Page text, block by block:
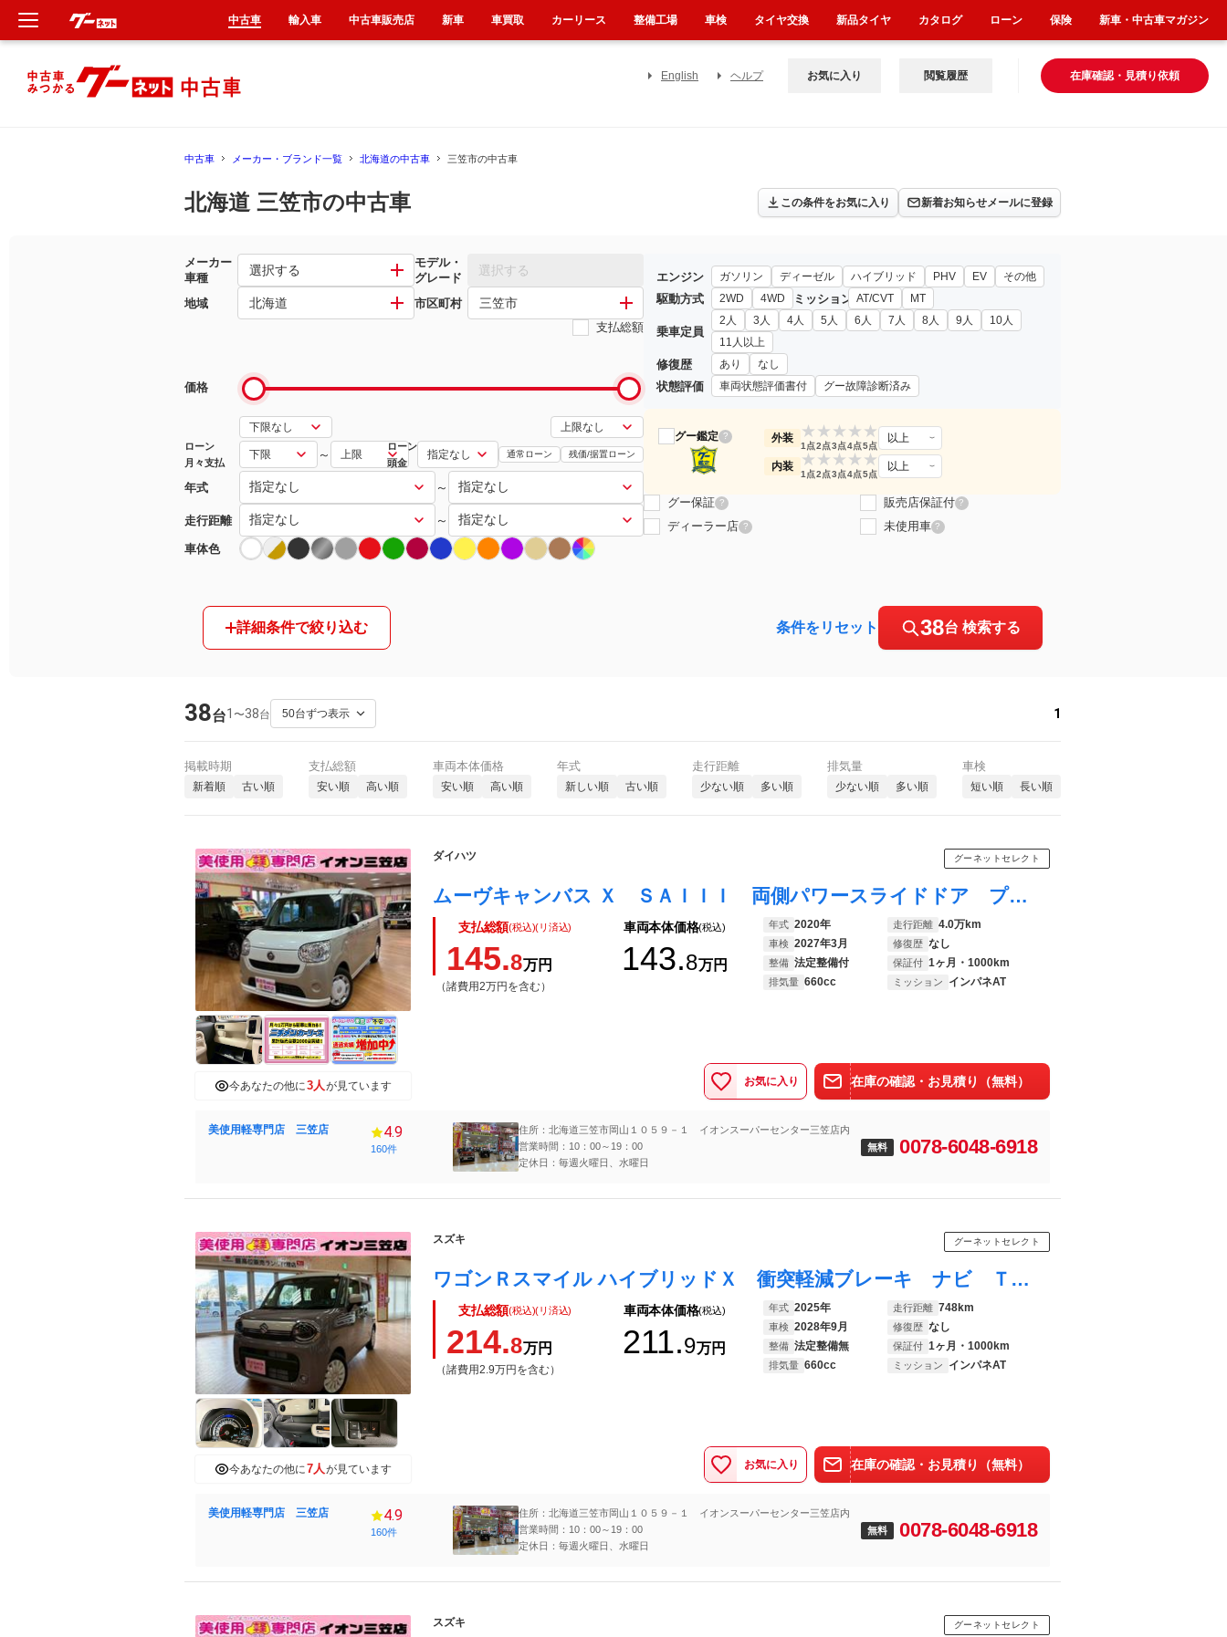
English ヘルプ 在庫確認・見積り依頼
お気に入り 閲覧履歴
中古車 メーカー・ブランド一覧 北海道の中古車 三笠市の中古車
北海道 三笠市の中古車 この条件をお気に入り 新着お知らせメールに登録
メーカー
車種
選択する
モデル・
グレード
選択する
地域 北海道 市区町村 三笠市
支払総額
価格
ローン
月々支払
～
ローン
頭金
通常ローン 残価/据置ローン
年式 ～
走行距離 ～
車体色
エンジン ガソリン ディーゼル ハイブリッド PHV EV その他
駆動方式 2WD 4WD ミッション AT/CVT MT
乗車定員
2人 3人 4人 5人 6人 7人 8人 9人
10人
11人以上
修復歴 あり なし
状態評価 車両状態評価書付 グー故障診断済み
グー鑑定 ? 外装 ★
1点
★
2点
★
3点
★
4点
★
5点
以上
内装 ★
1点
★
2点
★
3点
★
4点
★
5点
以上
グー保証 ? 販売店保証付 ?
ディーラー店 ? 未使用車 ?
詳細条件で絞り込む 条件をリセット 38台 検索する
38台1 〜38台 1
掲載時期
新着順 古い順
支払総額
安い順 高い順
車両本体価格
安い順 高い順
年式
新しい順 古い順
走行距離
少ない順 多い順
排気量
少ない順 多い順
車検
短い順 長い順
今あなたの他に3人が見ています
ダイハツ グーネットセレクト
ムーヴキャンバス Ｘ ＳＡＩＩＩ 両側パワースライドドア プッシュスタート 衝突軽減ブレーキ オートライト ナビＴＶ／ＤＶＤ バックモニター スマートキー エンジンスターター
支払総額(税込)(リ済込)
145.8万円
（諸費用2万円を含む）
車両本体価格(税込)
143.8万円
年式 2020年 走行距離 4.0万km
車検 2027年3月 修復歴 なし
整備 法定整備付 保証付 1ヶ月・1000km
排気量 660cc ミッション インパネAT
お気に入り 在庫の確認・お見積り（無料）
美使用軽専門店 三笠店 4.9
160件
住所：北海道三笠市岡山１０５９－１ イオンスーパーセンター三笠店内
営業時間：10：00～19：00
定休日：毎週火曜日、水曜日
無料 0078-6048-6918
今あなたの他に7人が見ています
スズキ グーネットセレクト
ワゴンＲスマイル ハイブリッドＸ 衝突軽減ブレーキ ナビ ＴＶ 両側パワースライドドア プッシュスタート アイドリングストップ ＴＲＣ ヘッドライトレベライザー クルーズコントロール シートヒーター
支払総額(税込)(リ済込)
214.8万円
（諸費用2.9万円を含む）
車両本体価格(税込)
211.9万円
年式 2025年 走行距離 748km
車検 2028年9月 修復歴 なし
整備 法定整備無 保証付 1ヶ月・1000km
排気量 660cc ミッション インパネAT
お気に入り 在庫の確認・お見積り（無料）
美使用軽専門店 三笠店 4.9
160件
住所：北海道三笠市岡山１０５９－１ イオンスーパーセンター三笠店内
営業時間：10：00～19：00
定休日：毎週火曜日、水曜日
無料 0078-6048-6918
スズキ グーネットセレクト
中古車 輸入車 中古車販売店 新車 車買取 カーリース 整備工場 車検 タイヤ交換 新品タイヤ カタログ ローン 保険 新車・中古車マガジン
新車